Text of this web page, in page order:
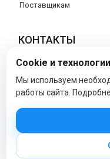
Поставщикам
КОНТАКТЫ
8 (800) 707-76-34
info@esspero-market.ru
© 2026 Esspero-market.ru
Cookie и технологии
Мы используем
работы сайта.